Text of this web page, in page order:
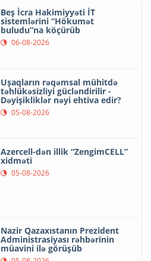
Beş İcra Hakimiyyəti İT
sistemlərini “Hökumət
buludu”na köçürüb
06-08-2026
Uşaqların rəqəmsal mühitdə
təhlükəsizliyi gücləndirilir -
Dəyişikliklər nəyi ehtiva edir?
05-08-2026
Azercell-dən illik “ZengimCELL”
xidməti
05-08-2026
Nazir Qazaxıstanın Prezident
Administrasiyası rəhbərinin
müavini ilə görüşüb